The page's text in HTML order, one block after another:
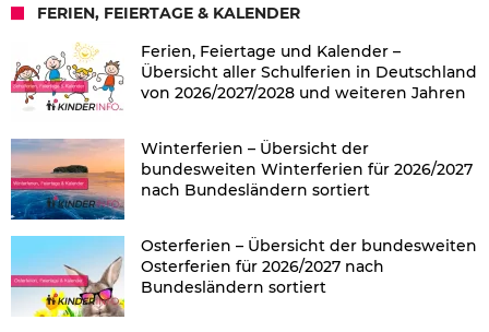
FERIEN, FEIERTAGE & KALENDER
Ferien, Feiertage und Kalender –
Übersicht aller Schulferien in Deutschland
von 2026/2027/2028 und weiteren Jahren
Winterferien – Übersicht der
bundesweiten Winterferien für 2026/2027
nach Bundesländern sortiert
Osterferien – Übersicht der bundesweiten
Osterferien für 2026/2027 nach
Bundesländern sortiert